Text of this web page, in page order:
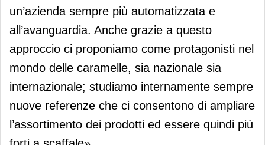
un’azienda sempre più automatizzata e
all’avanguardia. Anche grazie a questo
approccio ci proponiamo come protagonisti nel
mondo delle caramelle, sia nazionale sia
internazionale; studiamo internamente sempre
nuove referenze che ci consentono di ampliare
l’assortimento dei prodotti ed essere quindi più